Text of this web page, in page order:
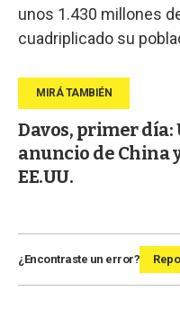
unos 1.430 millones
cuadriplicado su
Davos, primer día:
anuncio de China
EE.UU.
¿Encontraste un error?